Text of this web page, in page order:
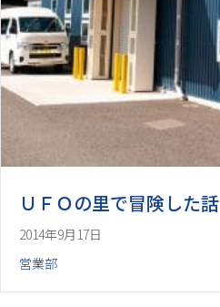
ＵＦＯの里で冒険した話
2014年9月17日
営業部